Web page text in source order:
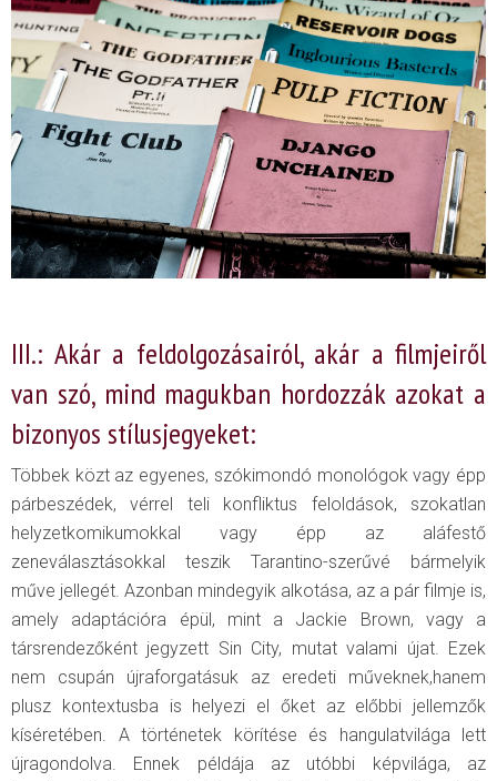
III.: Akár a feldolgozásairól, akár a filmjeiről
van szó, mind magukban hordozzák azokat a
bizonyos stílusjegyeket:
Többek közt az egyenes, szókimondó monológok vagy épp
párbeszédek, vérrel teli konfliktus feloldások, szokatlan
helyzetkomikumokkal vagy épp az aláfestő
zeneválasztásokkal teszik Tarantino-szerűvé bármelyik
műve jellegét. Azonban mindegyik alkotása, az a pár filmje is,
amely adaptációra épül, mint a Jackie Brown, vagy a
társrendezőként jegyzett Sin City, mutat valami újat. Ezek
nem csupán újraforgatásuk az eredeti műveknek,hanem
plusz kontextusba is helyezi el őket az előbbi jellemzők
kíséretében. A történetek körítése és hangulatvilága lett
újragondolva. Ennek példája az utóbbi képvilága, az